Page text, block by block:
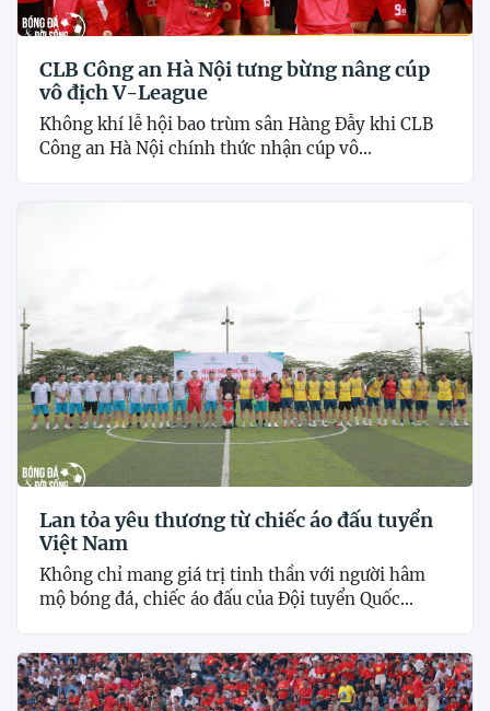
CLB Công an Hà Nội tưng bừng nâng cúp
vô địch V-League
Không khí lễ hội bao trùm sân Hàng Đẫy khi CLB
Công an Hà Nội chính thức nhận cúp vô...
Lan tỏa yêu thương từ chiếc áo đấu tuyển
Việt Nam
Không chỉ mang giá trị tinh thần với người hâm
mộ bóng đá, chiếc áo đấu của Đội tuyển Quốc...